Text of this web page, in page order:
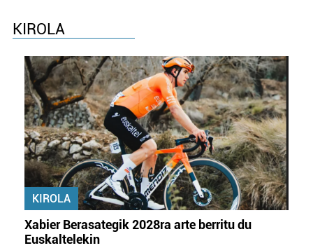
datuen atalean. Edozein unetan alda edo ken dezakezu
zure baimena Cookieen adierazpenean.
Webgune honek cookie propioak eta hirugarrenen cookie-
fitxategiak erabiltzen ditu. Zure esperientzia eta
zerbitzuak hobetzeko asmoz, cookie teknologiaz
baliatzen gara. Ohar hau onartuz gero, teknologia hori
erabiltzeko baimen esplizitua ematen diguzu.Gehiago
irakurri
KIROLA
KIROLA
Xabier Berasategik 2028ra arte berritu du
Euskaltelekin